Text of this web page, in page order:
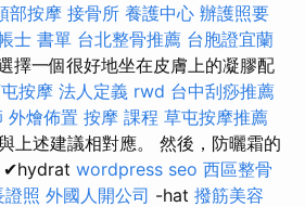
部按摩 接骨所 養護中心 辦護照要
士 書單 台北整骨推薦 台胞證宜蘭
擇一個很好地坐在皮膚上的凝膠配
按摩 法人定義 rwd 台中刮痧推薦
外燴佈置 按摩 課程 草屯按摩推薦
上述建議相對應。 然後，防曬霜的
✔hydrat wordpress seo 西區整骨
證照 外國人開公司 -hat 撥筋美容